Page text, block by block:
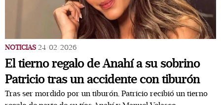
NOTICIAS 24/02/2026
El tierno regalo de Anahí a su sobrino
Patricio tras un accidente con tiburón
Tras ser mordido por un tiburón, Patricio recibió un tierno